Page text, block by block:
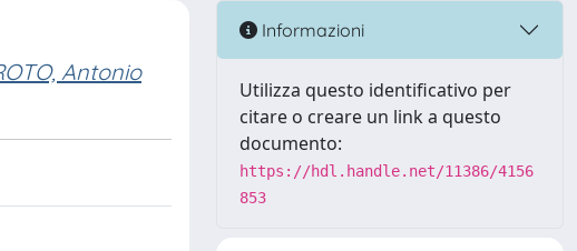
Antonio
Informazioni
Utilizza questo identificativo per
citare o creare un link a questo
documento:
https://hdl.handle.net/11386/4156
853